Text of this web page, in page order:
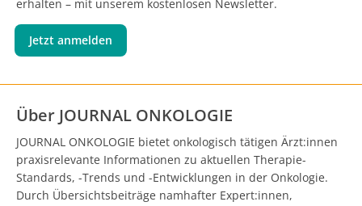
erhalten – mit unserem kostenlosen Newsletter.
Jetzt anmelden
Über JOURNAL ONKOLOGIE
JOURNAL ONKOLOGIE bietet onkologisch tätigen Ärzt:innen
praxisrelevante Informationen zu aktuellen Therapie-
Standards, -Trends und -Entwicklungen in der Onkologie.
Durch Übersichtsbeiträge namhafter Expert:innen,